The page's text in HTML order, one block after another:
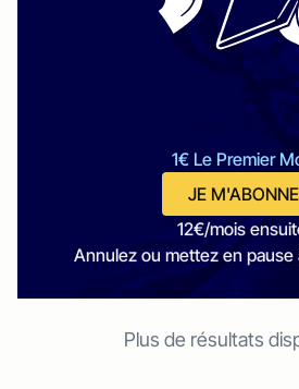
1€ Le Premier
JE M'ABONNE
12€/mois
Annulez ou mettez en pause
Plus de résultats